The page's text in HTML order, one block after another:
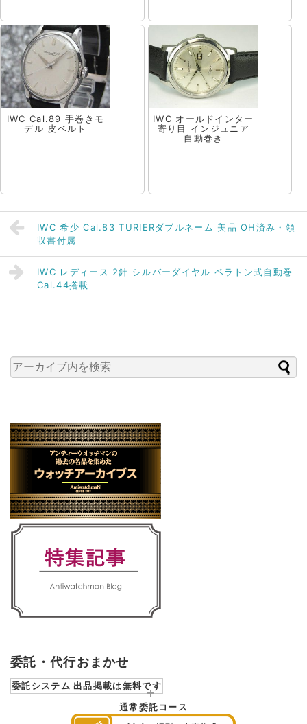
IWC Cal.89 手巻きモ
デル 皮ベルト
IWC オールドインター
寄り目 インジュニア
自動巻き
IWC 希少 Cal.83 TURIERダブルネーム 美品 OH済み・領
収書付属
IWC レディース 2針 シルバーダイヤル ペラトン式自動巻
Cal.44搭載
委託・代行おまかせ
委託システム 出品掲載は無料です
通常委託コース